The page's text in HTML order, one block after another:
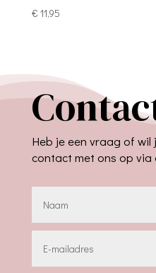
€ 11,95
Heb je een vraag of wil
contact met ons op via